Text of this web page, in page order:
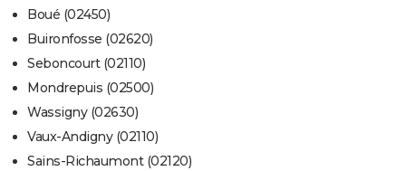
Boué (02450)
Buironfosse (02620)
Seboncourt (02110)
Mondrepuis (02500)
Wassigny (02630)
Vaux-Andigny (02110)
Sains-Richaumont (02120)